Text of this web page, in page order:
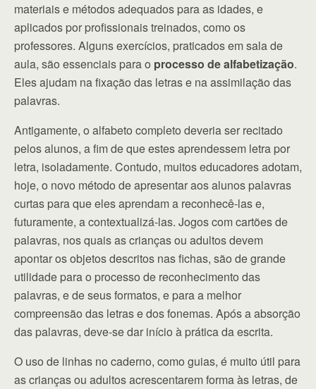
materiais e métodos adequados para as idades, e
aplicados por profissionais treinados, como os
professores. Alguns exercícios, praticados em sala de
aula, são essenciais para o processo de alfabetização.
Eles ajudam na fixação das letras e na assimilação das
palavras.
Antigamente, o alfabeto completo deveria ser recitado
pelos alunos, a fim de que estes aprendessem letra por
letra, isoladamente. Contudo, muitos educadores adotam,
hoje, o novo método de apresentar aos alunos palavras
curtas para que eles aprendam a reconhecê-las e,
futuramente, a contextualizá-las. Jogos com cartões de
palavras, nos quais as crianças ou adultos devem
apontar os objetos descritos nas fichas, são de grande
utilidade para o processo de reconhecimento das
palavras, e de seus formatos, e para a melhor
compreensão das letras e dos fonemas. Após a absorção
das palavras, deve-se dar início à prática da escrita.
O uso de linhas no caderno, como guias, é muito útil para
as crianças ou adultos acrescentarem forma às letras, de